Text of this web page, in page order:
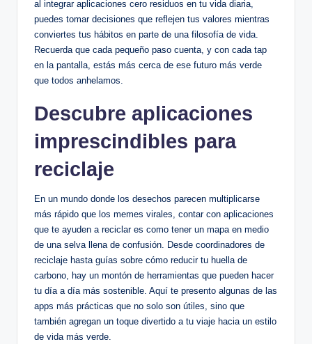
al integrar aplicaciones cero residuos en tu vida diaria,
puedes tomar decisiones que reflejen tus valores mientras
conviertes tus hábitos en parte de una filosofía de vida.
Recuerda que cada pequeño paso cuenta, y con cada tap
en la pantalla, estás más cerca de ese futuro más verde
que todos anhelamos.
Descubre aplicaciones
imprescindibles para
reciclaje
En un mundo donde los desechos parecen multiplicarse
más rápido que los memes virales, contar con aplicaciones
que te ayuden a reciclar es como tener un mapa en medio
de una selva llena de confusión. Desde coordinadores de
reciclaje hasta guías sobre cómo reducir tu huella de
carbono, hay un montón de herramientas que pueden hacer
tu día a día más sostenible. Aquí te presento algunas de las
apps más prácticas que no solo son útiles, sino que
también agregan un toque divertido a tu viaje hacia un estilo
de vida más verde.